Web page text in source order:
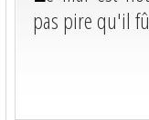
pas pire qu'il